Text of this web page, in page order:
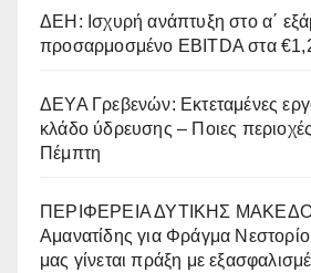
ΔΕΗ: Ισχυρή ανάπτυξη στο α΄
προσαρμοσμένο EBITDA στα
ΔΕΥΑ Γρεβενών: Εκτεταμένες
κλάδο ύδρευσης – Ποιες
Πέμπτη
ΠΕΡΙΦΕΡΕΙΑ ΔΥΤΙΚΗΣ
Αμανατίδης για Φράγμα
μας γίνεται πράξη με